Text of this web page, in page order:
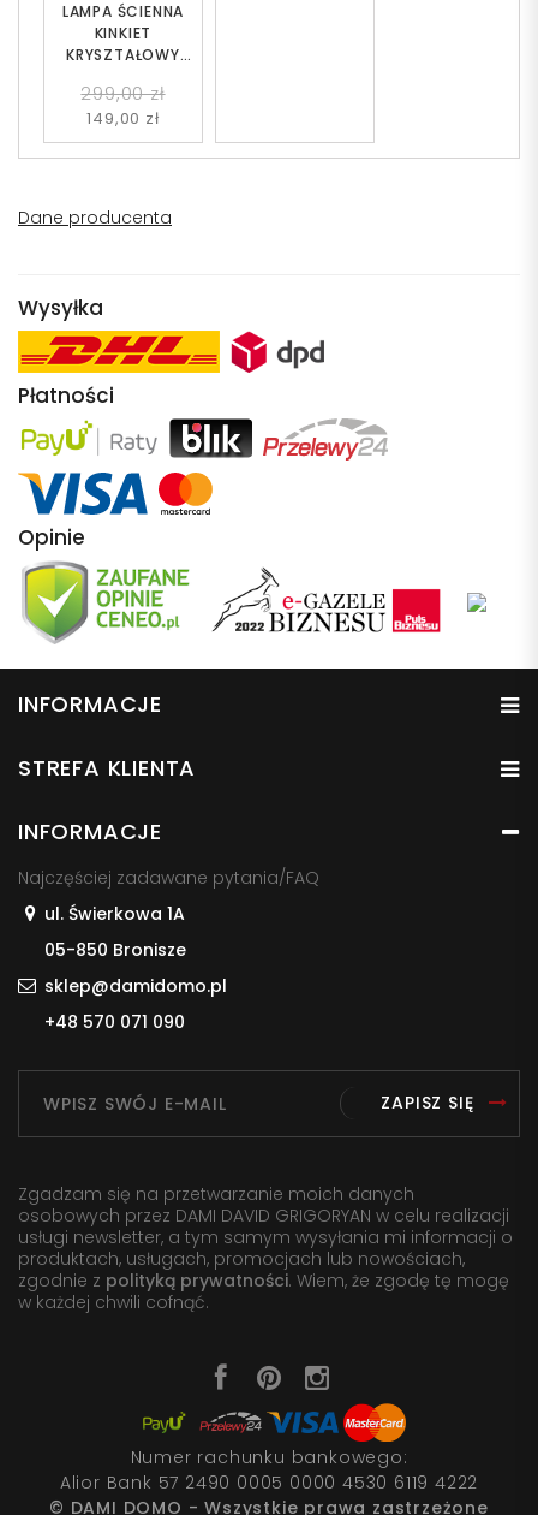
LAMPA ŚCIENNA
KINKIET
KRYSZTAŁOWY
299,00 zł
149,00 zł
Dane producenta
Wysyłka
Płatności
Opinie
INFORMACJE
STREFA KLIENTA
INFORMACJE
Najczęściej zadawane pytania/FAQ
ul. Świerkowa 1A
05-850 Bronisze
sklep@damidomo.pl
+48 570 071 090
ZAPISZ SIĘ
Zgadzam się na przetwarzanie moich danych
osobowych przez DAMI DAVID GRIGORYAN w celu realizacji
usługi newsletter, a tym samym wysyłania mi informacji o
produktach, usługach, promocjach lub nowościach,
zgodnie z polityką prywatności. Wiem, że zgodę tę mogę
w każdej chwili cofnąć.
Numer rachunku bankowego:
Alior Bank 57 2490 0005 0000 4530 6119 4222
© DAMI DOMO - Wszystkie prawa zastrzeżone